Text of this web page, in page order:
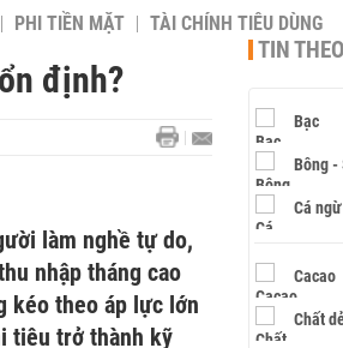
PHI TIỀN MẶT TÀI CHÍNH TIÊU DÙNG
định?
làm nghề tự do,
nhập tháng cao
kéo theo áp lực lớn
tiêu trở thành kỹ
TIN
Bạc
Bông -
Cá ngừ
Cacao
Chất